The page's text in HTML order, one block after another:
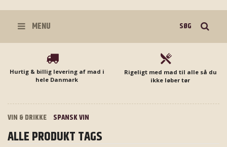
MENU
Hurtig & billig levering af mad i
hele Danmark
Rigeligt med mad til alle så du
ikke løber tør
VIN & DRIKKE SPANSK VIN
ALLE PRODUKT TAGS